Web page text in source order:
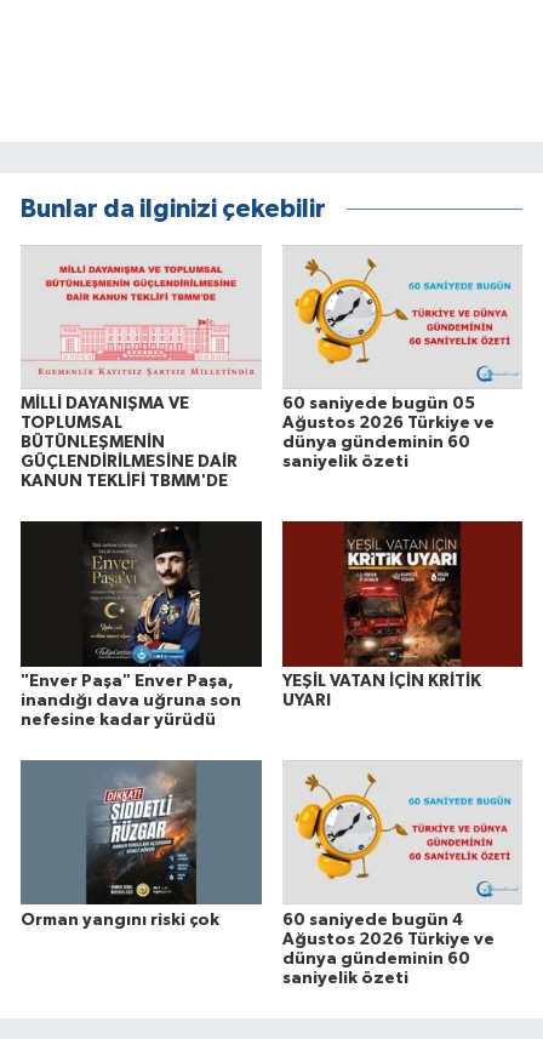
Bunlar da ilginizi çekebilir
MİLLİ DAYANIŞMA VE
TOPLUMSAL
BÜTÜNLEŞMENİN
GÜÇLENDİRİLMESİNE DAİR
KANUN TEKLİFİ TBMM'DE
60 saniyede bugün 05
Ağustos 2026 Türkiye ve
dünya gündeminin 60
saniyelik özeti
"Enver Paşa" Enver Paşa,
inandığı dava uğruna son
nefesine kadar yürüdü
YEŞİL VATAN İÇİN KRİTİK
UYARI
Orman yangını riski çok
60 saniyede bugün 4
Ağustos 2026 Türkiye ve
dünya gündeminin 60
saniyelik özeti